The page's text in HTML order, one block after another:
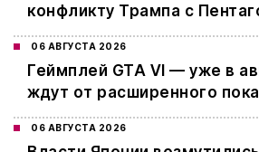
конфликту Трампа с
06 АВГУСТА 2026
Геймплей GTA VI — уже в
ждут от расширенного
06 АВГУСТА 2026